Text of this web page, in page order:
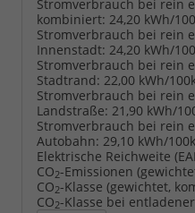
Stromverbrauch bei rein
kombiniert: 24,20 kWh/
Stromverbrauch bei rein
Innenstadt: 24,20 kWh/
Stromverbrauch bei rein
Stadtrand: 22,00 kWh/
Stromverbrauch bei rein
Landstraße: 21,90 kWh/
Stromverbrauch bei rein
Autobahn: 29,10 kWh/
Elektrische Reichweite
CO2-Emissionen
CO2-Klasse (gewichtet,
CO2-Klasse bei